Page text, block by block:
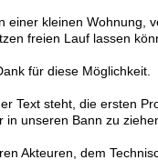
einer kleinen Wohnung,
freien Lauf lassen
für diese Möglichkeit.
Text steht, die ersten
in unseren Bann zu
Akteuren, dem